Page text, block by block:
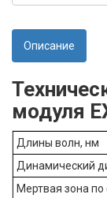
Описание
модуля
Длины волн, нм
Динамический
Мертвая зона